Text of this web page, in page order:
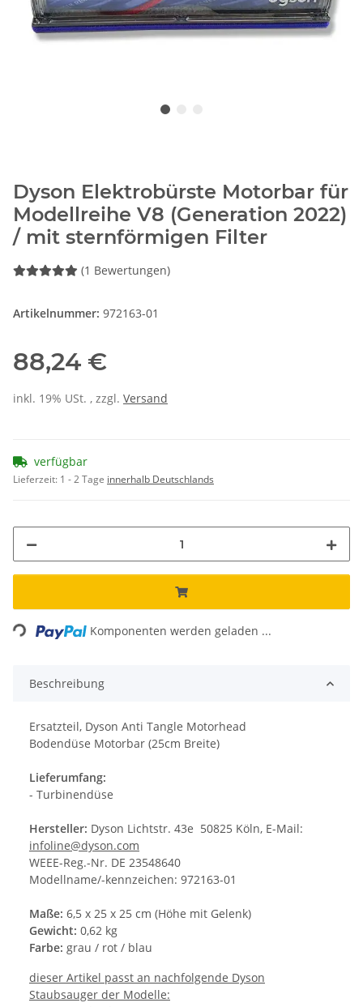
Dyson Elektrobürste Motorbar für
Modellreihe V8 (Generation 2022)
/ mit sternförmigen Filter
(1 Bewertungen)
Artikelnummer: 972163-01
88,24 €
inkl. 19% USt. , zzgl. Versand
verfügbar
Lieferzeit: 1 - 2 Tage innerhalb Deutschlands
Komponenten werden geladen ...
Beschreibung
Ersatzteil, Dyson Anti Tangle Motorhead
Bodendüse Motorbar (25cm Breite)
Lieferumfang:
- Turbinendüse
Hersteller: Dyson Lichtstr. 43e 50825 Köln, E-Mail:
infoline@dyson.com
WEEE-Reg.-Nr. DE 23548640
Modellname/-kennzeichen: 972163-01
Maße: 6,5 x 25 x 25 cm (Höhe mit Gelenk)
Gewicht: 0,62 kg
Farbe: grau / rot / blau
dieser Artikel passt an nachfolgende Dyson
Staubsauger der Modelle: